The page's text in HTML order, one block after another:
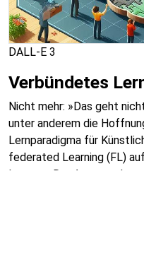
DALL-E 3
Verbündetes
Nicht mehr: »Das geht
unter anderem die
Lernparadigma für
federated Learning (FL)
Lernen«. Der Ansatz